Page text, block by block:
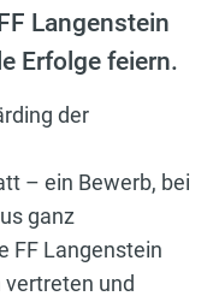
Langenstein
Erfolge feiern.
der
– ein Bewerb, bei
ganz
FF Langenstein
und